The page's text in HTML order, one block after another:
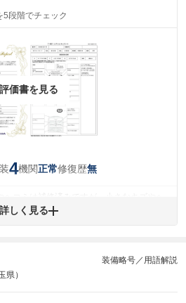
5段階でチェック
評価書を見る
4機関正常修復歴無
ます。
合はありません。
詳しく見る
県）
装備略号／用語解説